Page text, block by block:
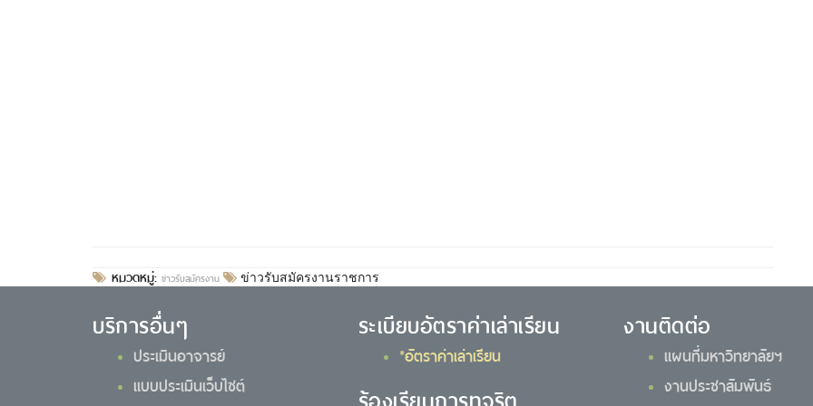
หมวดหมู่: ข่าวรับสมัครงาน ข่าวรับสมัครงานราชการ
บริการอื่นๆ
ประเมินอาจารย์
แบบประเมินเว็บไซต์
ระเบียบอัตราค่าเล่าเรียน
*อัตราค่าเล่าเรียน
ร้องเรียนการทุจริต
งานติดต่อ
แผนที่มหาวิทยาลัยฯ
งานประชาสัมพันธ์